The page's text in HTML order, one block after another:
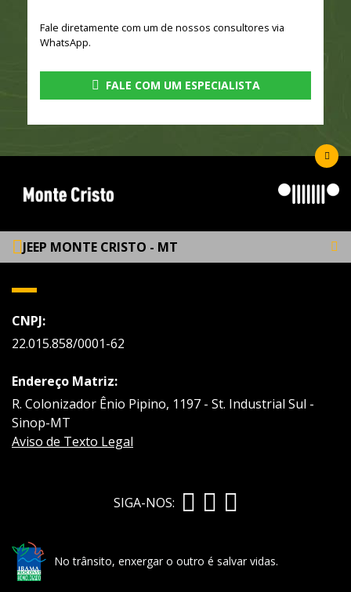
Fale diretamente com um de nossos consultores via
WhatsApp.
FALE COM UM ESPECIALISTA
JEEP MONTE CRISTO - MT
CNPJ:
22.015.858/0001-62
Endereço Matriz:
R. Colonizador Ênio Pipino, 1197 - St. Industrial Sul -
Sinop-MT
Aviso de Texto Legal
SIGA-NOS:
No trânsito, enxergar o outro é salvar vidas.